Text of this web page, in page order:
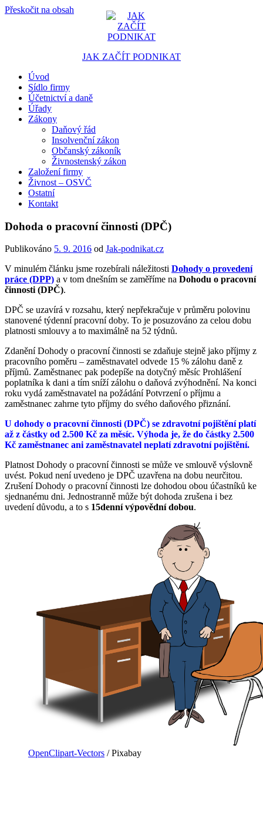
Přeskočit na obsah
JAK ZAČÍT PODNIKAT
Portál pro podnikatele
Úvod
Sídlo firmy
Účetnictví a daně
Úřady
Zákony
Daňový řád
Insolvenční zákon
Občanský zákoník
Živnostenský zákon
Založení firmy
Živnost – OSVČ
Ostatní
Kontakt
Dohoda o pracovní činnosti (DPČ)
Publikováno 5. 9. 2016 od Jak-podnikat.cz
V minulém článku jsme rozebírali náležitosti Dohody o provedení
práce (DPP) a v tom dnešním se zaměříme na Dohodu o pracovní
činnosti (DPČ).
DPČ se uzavírá v rozsahu, který nepřekračuje v průměru polovinu
stanovené týdenní pracovní doby. To je posuzováno za celou dobu
platnosti smlouvy a to maximálně na 52 týdnů.
Zdanění Dohody o pracovní činnosti se zdaňuje stejně jako příjmy z
pracovního poměru – zaměstnavatel odvede 15 % zálohu daně z
příjmů. Zaměstnanec pak podepíše na dotyčný měsíc Prohlášení
poplatníka k dani a tím sníží zálohu o daňová zvýhodnění. Na konci
roku vydá zaměstnavatel na požádání Potvrzení o příjmu a
zaměstnanec zahrne tyto příjmy do svého daňového přiznání.
U dohody o pracovní činnosti (DPČ) se zdravotní pojištění platí
až z částky od 2.500 Kč za měsíc. Výhoda je, že do částky 2.500
Kč zaměstnanec ani zaměstnavatel neplatí zdravotní pojištění.
Platnost Dohody o pracovní činnosti se může ve smlouvě výslovně
uvést. Pokud není uvedeno je DPČ uzavřena na dobu neurčitou.
Zrušení Dohody o pracovní činnosti lze dohodou obou účastníků ke
sjednanému dni. Jednostranně může být dohoda zrušena i bez
uvedení důvodu, a to s 15denní výpovědní dobou.
OpenClipart-Vectors / Pixabay